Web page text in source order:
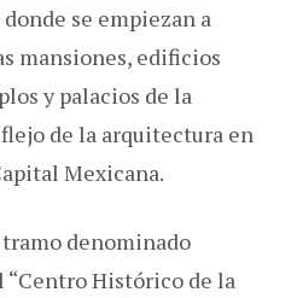
se empiezan a
mansiones, edificios
y palacios de la
de la arquitectura en
Mexicana.
denominado
“Centro Histórico de la